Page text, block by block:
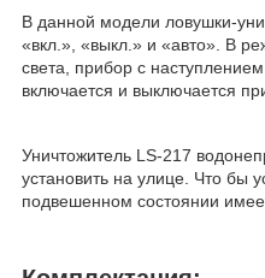
В данной модели ловушки-
«вкл.», «выкл.» и «авто». В
света, прибор с
включается и выключается
Уничтожитель LS-217
установить на улице. Что бы
подвешенном состоянии